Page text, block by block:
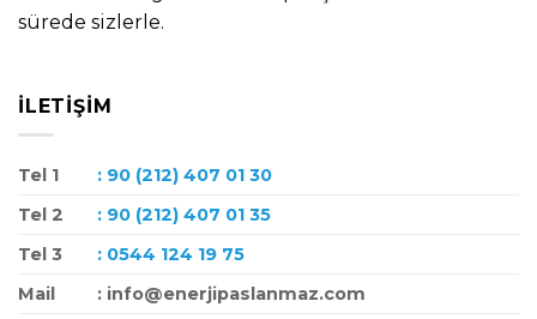
sürede sizlerle.
İLETIŞIM
Tel 1
: 90 (212) 407 01 30
Tel 2
: 90 (212) 407 01 35
Tel 3
: 0544 124 19 75
Mail
: info@enerjipaslanmaz.com